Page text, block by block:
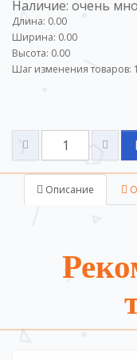
Наличие: очень
Длина: 0.00
Ширина: 0.00
Высота: 0.00
Шаг изменения товаров: 1
Описание